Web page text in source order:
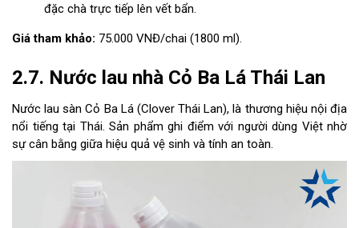
đặc chà trực tiếp lên vết bẩn.
Giá tham khảo: 75.000 VNĐ/chai (1800 ml).
2.7. Nước lau nhà Cỏ Ba Lá Thái Lan
Nước lau sàn Cỏ Ba Lá (Clover Thái Lan), là thương hiệu nội địa
nổi tiếng tại Thái. Sản phẩm ghi điểm với người dùng Việt nhờ
sự cân bằng giữa hiệu quả vệ sinh và tính an toàn.